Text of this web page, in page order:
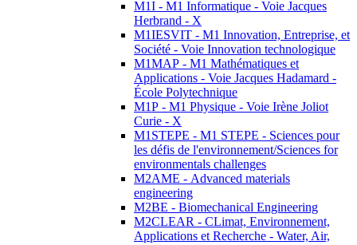
M1I - M1 Informatique - Voie Jacques
Herbrand - X
M1IESVIT - M1 Innovation, Entreprise, et
Société - Voie Innovation technologique
M1MAP - M1 Mathématiques et
Applications - Voie Jacques Hadamard -
École Polytechnique
M1P - M1 Physique - Voie Irène Joliot
Curie - X
M1STEPE - M1 STEPE - Sciences pour
les défis de l'environnement/Sciences for
environmentals challenges
M2AME - Advanced materials
engineering
M2BE - Biomechanical Engineering
M2CLEAR - CLimat, Environnement,
Applications et Recherche - Water, Air,